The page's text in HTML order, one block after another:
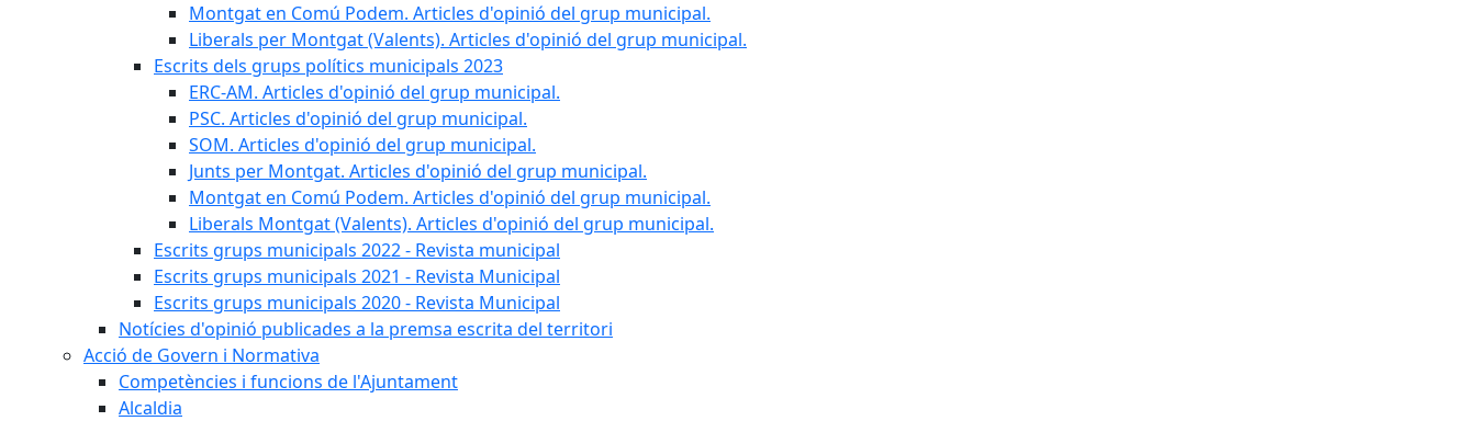
Montgat en Comú Podem. Articles d'opinió del grup municipal.
Liberals per Montgat (Valents). Articles d'opinió del grup municipal.
Escrits dels grups polítics municipals 2023
ERC-AM. Articles d'opinió del grup municipal.
PSC. Articles d'opinió del grup municipal.
SOM. Articles d'opinió del grup municipal.
Junts per Montgat. Articles d'opinió del grup municipal.
Montgat en Comú Podem. Articles d'opinió del grup municipal.
Liberals Montgat (Valents). Articles d'opinió del grup municipal.
Escrits grups municipals 2022 - Revista municipal
Escrits grups municipals 2021 - Revista Municipal
Escrits grups municipals 2020 - Revista Municipal
Notícies d'opinió publicades a la premsa escrita del territori
Acció de Govern i Normativa
Competències i funcions de l'Ajuntament
Alcaldia